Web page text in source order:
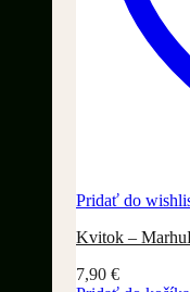
Pridať do
Kvitok –
7,90 €